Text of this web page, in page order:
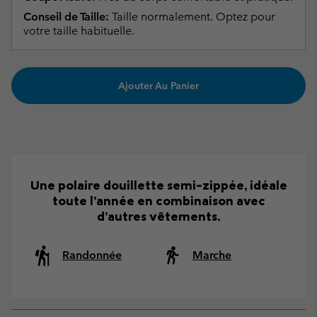
Conseil de Taille: Taille normalement. Optez pour
votre taille habituelle.
Ajouter Au Panier
Une polaire douillette semi-zippée, idéale
toute l’année en combinaison avec
d’autres vêtements.
Randonnée Marche